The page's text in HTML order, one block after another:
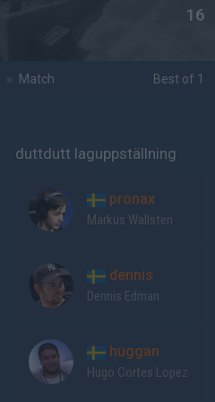
16
» Match Best of 1
duttdutt laguppställning
pronax
Markus Wallsten
dennis
Dennis Edman
huggan
Hugo Cortes Lopez